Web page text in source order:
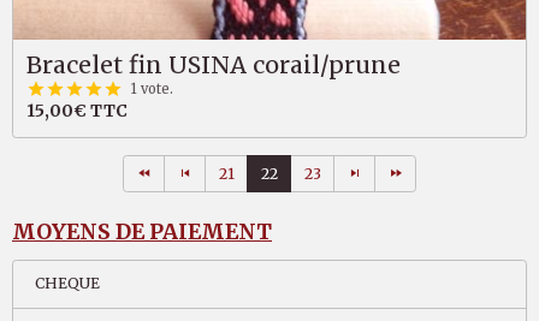
Bracelet fin USINA corail/prune
1 vote.
15,00€ TTC
21 22 23
MOYENS DE PAIEMENT
CHEQUE